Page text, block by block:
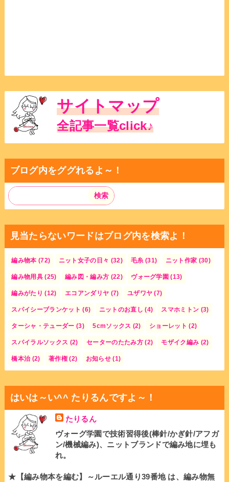
サイトマップ
全記事一覧click♪
ブログ内をググれるよ～！
見当たらないワードはブログ内を検索よ！
編み物本 (72) ニット女子の日々 (32) 毛糸 (31) ニット作家 (30)
編み物用具 (25) 編み図・編み方 (22) ヴォーグ学園 (13)
編みがたり (12) エコアンダリヤ (7) ユザワヤ (7)
スパイシーブランケット (6) ニットのお直し (4) スマホミトン (3)
ターシャ・テューダー (3) 5cmソックス (2) ショーレット (2)
スパイラルソックス (2) セーターのたたみ方 (2) モザイク編み (2)
橋本治 (2) 著作権 (2) お知らせ (1)
はいは～い^^ たりるんですよ～！
たりるん
ヴォーグ学園で技術習得後(棒針/かぎ針/アフガ
ン/機械編み)、ニットブランドで編み地に埋も
れ。
★【編み物本を編む】～ルーエル通り39番地 は、編み物無